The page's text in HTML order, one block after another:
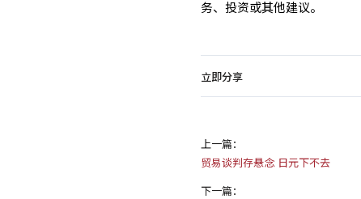
务、投资或其他建议。
立即分享
上一篇：
贸易谈判存悬念 日元下不去
下一篇：